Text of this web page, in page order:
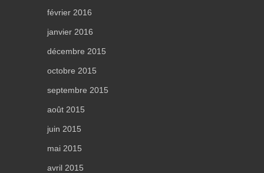
février 2016
janvier 2016
décembre 2015
octobre 2015
septembre 2015
août 2015
juin 2015
mai 2015
avril 2015